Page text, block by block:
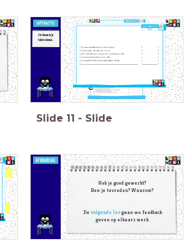
Ordenen in je
tekstschema.
Slide 11 - Slide
Heb je goed gewerkt?
Ben je tevreden? Waarom?
De volgende lesgaan we feedback
geven op elkaars werk.